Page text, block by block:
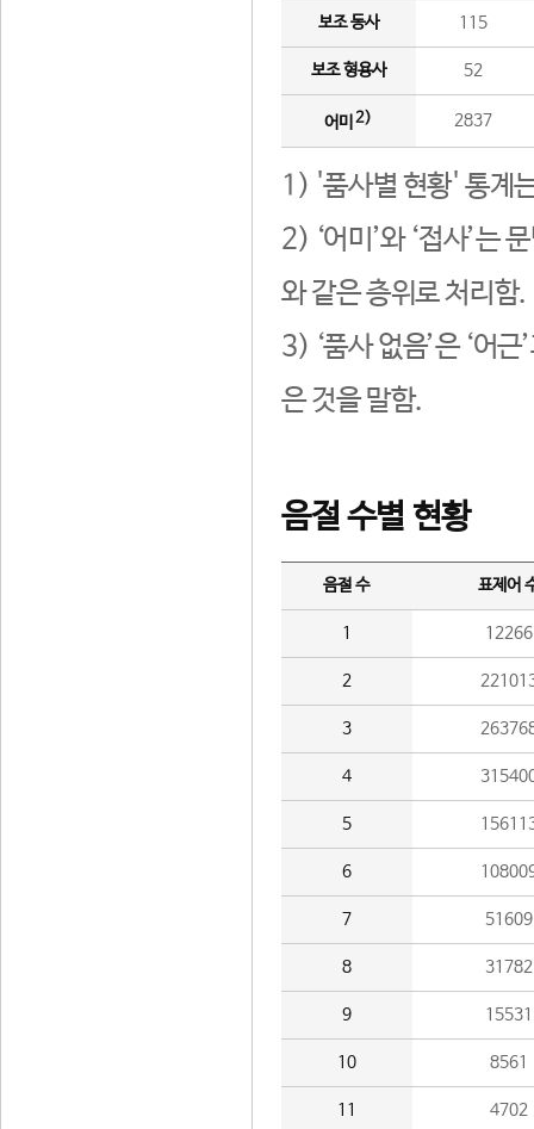
보조 동사 115
보조 형용사 52
어미 2) 2837
1) '품사별 현황' 통계
2) ‘어미’와 ‘접사’는
와 같은 층위로 처리함.
3) ‘품사 없음’은 ‘어
은 것을 말함.
음절 수별 현황
음절 수 표제어
1 12266
2
3
4
5
6
7 51609
8 31782
9 15531
10 8561
11 4702